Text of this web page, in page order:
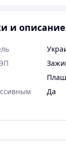
и описание
Да
ПА-1-1